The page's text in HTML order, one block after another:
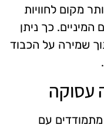
מקום לחוויות
כך ניתן
שמירה על הכבוד
עסוקה
מתמודדים עם